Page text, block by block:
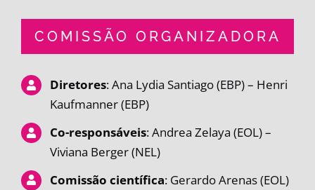
COMISSÃO ORGANIZADORA
Diretores: Ana Lydia Santiago (EBP) – Henri
Kaufmanner (EBP)
Co-responsáveis: Andrea Zelaya (EOL) –
Viviana Berger (NEL)
Comissão científica: Gerardo Arenas (EOL)